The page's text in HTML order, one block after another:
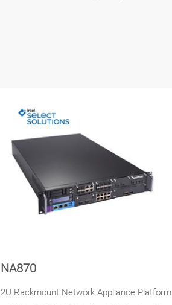
NA870
2U Rackmount Network Appliance Platform